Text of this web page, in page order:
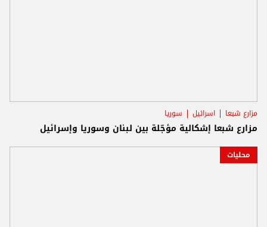
مزارع شبعا اسرائيل سوريا
مزارع شبعا إشكالية مؤجّلة بين لبنان وسوريا وإسرائيل
محليات